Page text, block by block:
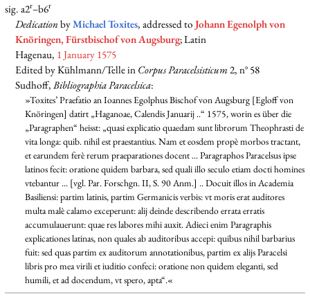
sig. a2r–b6r
DedicationbyMichael Toxites, addressed toJohann Egenolph von
Knöringen, Fürstbischof von Augsburg; Latin
Hagenau, 1 January 1575
Edited by Kühlmann/Telle in Corpus Paracelsisticum2, n° 58
Sudhoff,Bibliographia Paracelsica:
»Toxites’ Praefatio an Ioannes Egolphus Bischof von Augsburg [Egloff von
Knöringen] datirt „Haganoae, Calendis Januarij ..“ 1575, worin es über die
„Paragraphen“ heisst: „quasi explicatio quaedam sunt librorum Theophrasti de
vita longa: quib. nihil est praestantius. Nam et eosdem propè morbos tractant,
et earundem ferè rerum praeparationes docent ... Paragraphos Paracelsus ipse
latinos fecit: oratione quidem barbara, sed quali illo seculo etiam docti homines
vtebantur ... [vgl. Par. Forschgn. II, S. 90 Anm.] .. Docuit illos in Academia
Basiliensi: partim latinis, partim Germanicis verbis: vt moris erat auditores
multa malè calamo exceperunt: alij deinde describendo errata erratis
accumulauerunt: quae res labores mihi auxit. Adieci enim Paragraphis
explicationes latinas, non quales ab auditoribus accepi: quibus nihil barbarius
fuit: sed quas partim ex auditorum annotationibus, partim ex alijs Paracelsi
libris pro mea virili et iuditio confeci: oratione non quidem eleganti, sed
humili, et ad docendum, vt spero, apta“.«